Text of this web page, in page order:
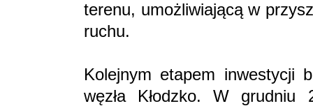
terenu, umożliwiającą w
ruchu.
Kolejnym etapem inwestycji
węzła Kłodzko. W grudniu